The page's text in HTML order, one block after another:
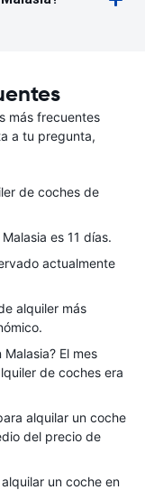
más frecuentes
a tu pregunta,
de coches de
es 11 días.
actualmente
alquiler más
El mes
de coches era
alquilar un coche
del precio de
un coche en